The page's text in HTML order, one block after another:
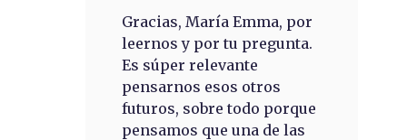
Gracias, María Emma, por
leernos y por tu pregunta.
Es súper relevante
pensarnos esos otros
futuros, sobre todo porque
pensamos que una de las